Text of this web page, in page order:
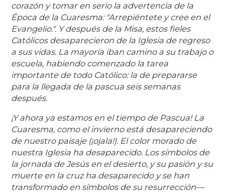
corazón y tomar en serio la advertencia de la
Época de la Cuaresma: "Arrepiéntete y cree en el
Evangelio.". Y después de la Misa, estos fieles
Católicos desaparecieron de la Iglesia de regreso
a sus vidas. La mayoría iban camino a su trabajo o
escuela, habiendo comenzado la tarea
importante de todo Católico: la de prepararse
para la llegada de la pascua seis semanas
después.
¡Y ahora ya estamos en el tiempo de Pascua! La
Cuaresma, como el invierno está desapareciendo
de nuestro paisaje (¡ojala!). El color morado de
nuestra Iglesia ha desaparecido. Los símbolos de
la jornada de Jesús en el desierto, y su pasión y su
muerte en la cruz ha desaparecido y se han
transformado en símbolos de su resurrección—